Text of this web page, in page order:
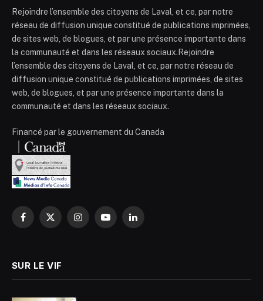
Rejoindre l’ensemble des citoyens de Laval, et ce, par notre
réseau de diffusion unique constitué de publications imprimées,
de sites web, de blogues, et par une présence importante dans
la communauté et dans les réseaux sociaux.Rejoindre
l’ensemble des citoyens de Laval, et ce, par notre réseau de
diffusion unique constitué de publications imprimées, de sites
web, de blogues, et par une présence importante dans la
communauté et dans les réseaux sociaux.
Financé par le gouvernement du Canada
Facebook
X
InstagramYouTubeLinkedIn
SUR LE VIF